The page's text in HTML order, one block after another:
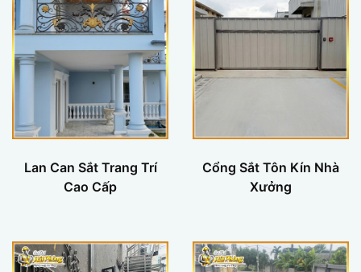
Lan Can Sắt Trang Trí
Cao Cấp
Cổng Sắt Tôn Kín Nhà
Xưởng